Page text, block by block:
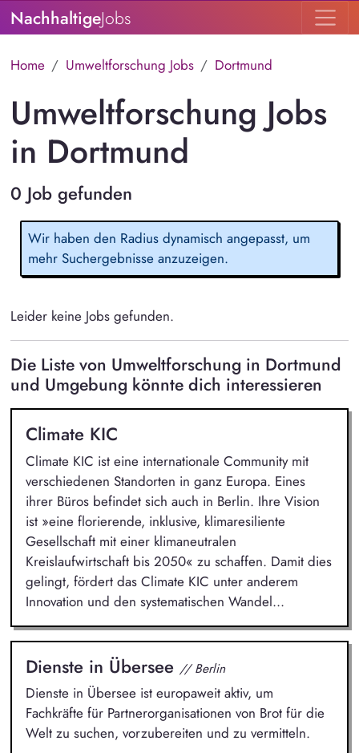
NachhaltigeJobs
Home Umweltforschung Jobs Dortmund
Umweltforschung Jobs
in Dortmund
0 Job gefunden
Wir haben den Radius dynamisch angepasst, um
mehr Suchergebnisse anzuzeigen.
Leider keine Jobs gefunden.
Die Liste von Umweltforschung in Dortmund
und Umgebung könnte dich interessieren
Climate KIC
Climate KIC ist eine internationale Community mit
verschiedenen Standorten in ganz Europa. Eines
ihrer Büros befindet sich auch in Berlin. Ihre Vision
ist »eine florierende, inklusive, klimaresiliente
Gesellschaft mit einer klimaneutralen
Kreislaufwirtschaft bis 2050« zu schaffen. Damit dies
gelingt, fördert das Climate KIC unter anderem
Innovation und den systematischen Wandel...
Dienste in Übersee // Berlin
Dienste in Übersee ist europaweit aktiv, um
Fachkräfte für Partnerorganisationen von Brot für die
Welt zu suchen, vorzubereiten und zu vermitteln.